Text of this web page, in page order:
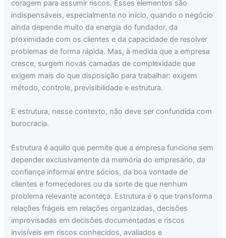
coragem para assumir riscos. Esses elementos são
indispensáveis, especialmente no início, quando o negócio
ainda depende muito da energia do fundador, da
proximidade com os clientes e da capacidade de resolver
problemas de forma rápida. Mas, à medida que a empresa
cresce, surgem novas camadas de complexidade que
exigem mais do que disposição para trabalhar: exigem
método, controle, previsibilidade e estrutura.
E estrutura, nesse contexto, não deve ser confundida com
burocracia.
Estrutura é aquilo que permite que a empresa funcione sem
depender exclusivamente da memória do empresário, da
confiança informal entre sócios, da boa vontade de
clientes e fornecedores ou da sorte de que nenhum
problema relevante aconteça. Estrutura é o que transforma
relações frágeis em relações organizadas, decisões
improvisadas em decisões documentadas e riscos
invisíveis em riscos conhecidos, avaliados e